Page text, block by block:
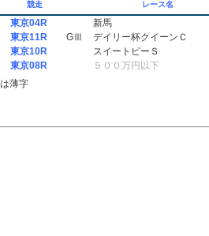
競走 レース名
東京04R 新馬
東京11R GⅢ デイリー杯クイーンＣ
東京10R スイートピーＳ
東京08R ５００万円以下
薄字